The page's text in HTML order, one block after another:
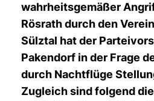
wahrheitsgemäßer
Rösrath durch den
Sülztal hat der
Pakendorf in der Frage
durch Nachtflüge
Zugleich sind folgend